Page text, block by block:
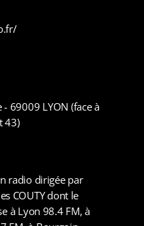
69009 LYON (face à
43)
radio dirigée par
COUTY dont le
à Lyon 98.4 FM, à